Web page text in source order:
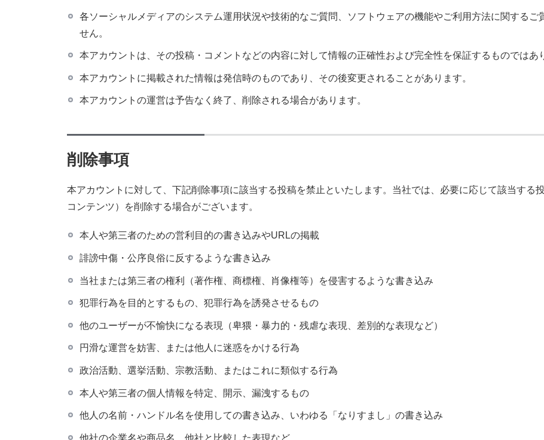
各ソーシャルメディアのシステム運用状況や技術的なご質問、ソフトウェアの機能やご利用方法に関するご
せん。
本アカウントは、その投稿・コメントなどの内容に対して情報の正確性および完全性を保証するものではあ
本アカウントに掲載された情報は発信時のものであり、その後変更されることがあります。
本アカウントの運営は予告なく終了、削除される場合があります。
削除事項
本アカウントに対して、下記削除事項に該当する投稿を禁止といたします。当社では、必要に応じて該当する
コンテンツ）を削除する場合がございます。
本人や第三者のための営利目的の書き込みやURLの掲載
誹謗中傷・公序良俗に反するような書き込み
当社または第三者の権利（著作権、商標権、肖像権等）を侵害するような書き込み
犯罪行為を目的とするもの、犯罪行為を誘発させるもの
他のユーザーが不愉快になる表現（卑猥・暴力的・残虐な表現、差別的な表現など）
円滑な運営を妨害、または他人に迷惑をかける行為
政治活動、選挙活動、宗教活動、またはこれに類似する行為
本人や第三者の個人情報を特定、開示、漏洩するもの
他人の名前・ハンドル名を使用しての書き込み、いわゆる「なりすまし」の書き込み
他社の企業名や商品名、他社と比較した表現など